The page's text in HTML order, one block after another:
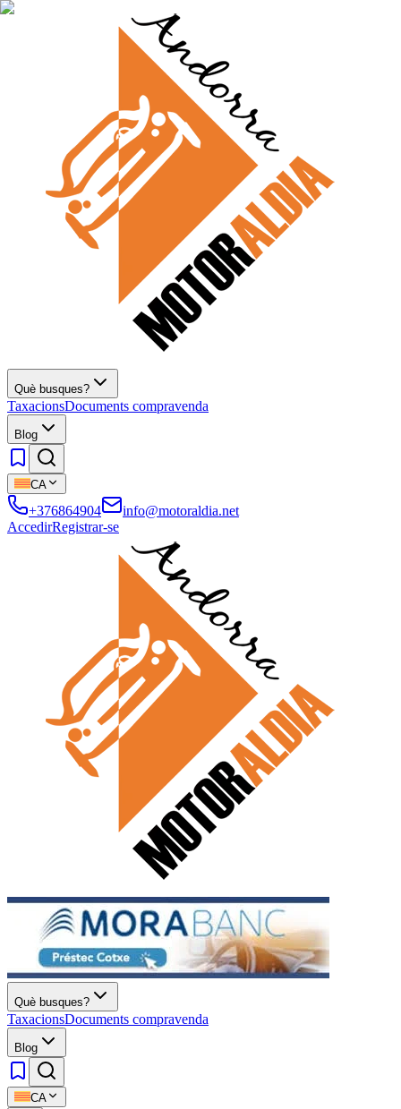
Què busques?
TaxacionsDocuments compravenda
Blog
CA
+376864904
info@motoraldia.net
AccedirRegistrar-se
Què busques?
TaxacionsDocuments compravenda
Blog
CA